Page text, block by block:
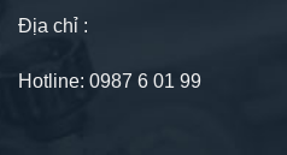
Địa chỉ :
Hotline: 0987 6 01 99